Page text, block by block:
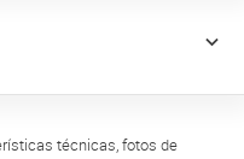
técnicas, fotos de